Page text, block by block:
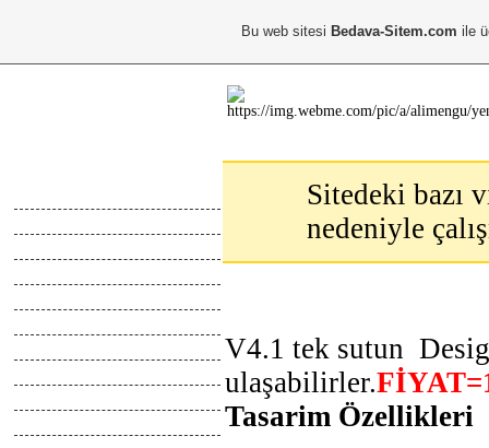
Sitedeki bazı
nedeniyle
V4.1 tek sutun
ulaşabilirler.
Tasarim Özellikleri
Bu web sitesi Bedava-Sitem.com ile